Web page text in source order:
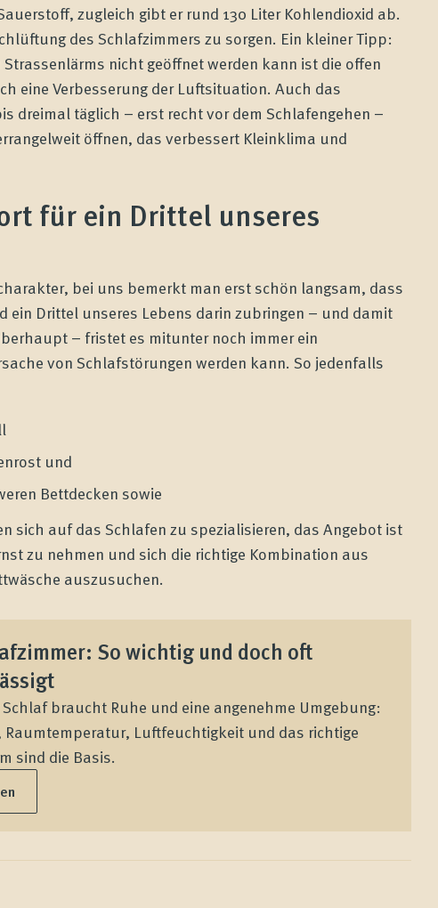
zugleich gibt er rund 130 Liter Kohlendioxid ab.
des Schlafzimmers zu sorgen. Ein kleiner Tipp:
nicht geöffnet werden kann ist die offen
eine Verbesserung der Luftsituation. Auch das
dreimal täglich – erst recht vor dem Schlafengehen –
öffnen, das verbessert Kleinklima und
für ein Drittel unseres
bei uns bemerkt man erst schön langsam, dass
ein Drittel unseres Lebens darin zubringen – und damit
– fristet es mitunter noch immer ein
von Schlafstörungen werden kann. So jedenfalls
und
Bettdecken sowie
sich auf das Schlafen zu spezialisieren, das Angebot ist
zu nehmen und sich die richtige Kombination aus
auszusuchen.
So wichtig und doch oft
braucht Ruhe und eine angenehme Umgebung:
Raumtemperatur, Luftfeuchtigkeit und das richtige
sind die Basis.